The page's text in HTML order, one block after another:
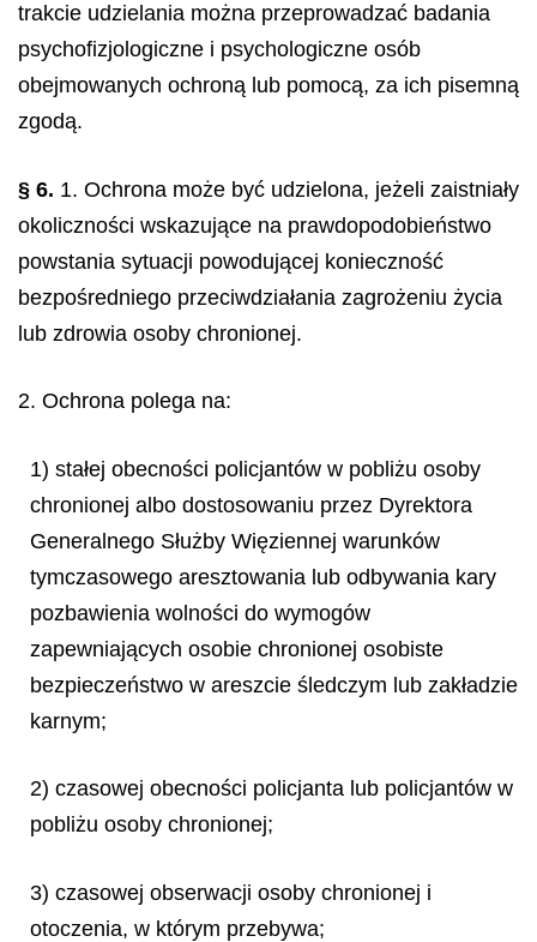
trakcie udzielania można przeprowadzać badania
psychofizjologiczne i psychologiczne osób
obejmowanych ochroną lub pomocą, za ich pisemną
zgodą.
§ 6. 1. Ochrona może być udzielona, jeżeli zaistniały
okoliczności wskazujące na prawdopodobieństwo
powstania sytuacji powodującej konieczność
bezpośredniego przeciwdziałania zagrożeniu życia
lub zdrowia osoby chronionej.
2. Ochrona polega na:
1) stałej obecności policjantów w pobliżu osoby
chronionej albo dostosowaniu przez Dyrektora
Generalnego Służby Więziennej warunków
tymczasowego aresztowania lub odbywania kary
pozbawienia wolności do wymogów
zapewniających osobie chronionej osobiste
bezpieczeństwo w areszcie śledczym lub zakładzie
karnym;
2) czasowej obecności policjanta lub policjantów w
pobliżu osoby chronionej;
3) czasowej obserwacji osoby chronionej i
otoczenia, w którym przebywa;